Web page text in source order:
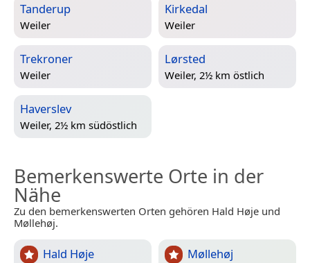
Tanderup
Weiler
Kirkedal
Weiler
Trekroner
Weiler
Lørsted
Weiler, 2½ km östlich
Haverslev
Weiler, 2½ km südöstlich
Bemerkenswerte Orte in der
Nähe
Zu den bemerkenswerten Orten gehören Hald Høje und
Møllehøj.
Hald Høje Møllehøj